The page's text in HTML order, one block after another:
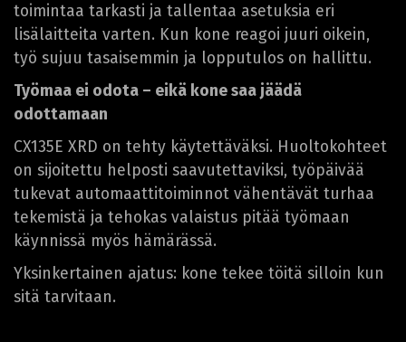
toimintaa tarkasti ja tallentaa asetuksia eri
lisälaitteita varten. Kun kone reagoi juuri oikein,
työ sujuu tasaisemmin ja lopputulos on hallittu.
Työmaa ei odota – eikä kone saa jäädä
odottamaan
CX135E XRD on tehty käytettäväksi. Huoltokohteet
on sijoitettu helposti saavutettaviksi, työpäivää
tukevat automaattitoiminnot vähentävät turhaa
tekemistä ja tehokas valaistus pitää työmaan
käynnissä myös hämärässä.
Yksinkertainen ajatus: kone tekee töitä silloin kun
sitä tarvitaan.